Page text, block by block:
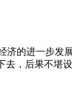
的进一步
，后果不堪设